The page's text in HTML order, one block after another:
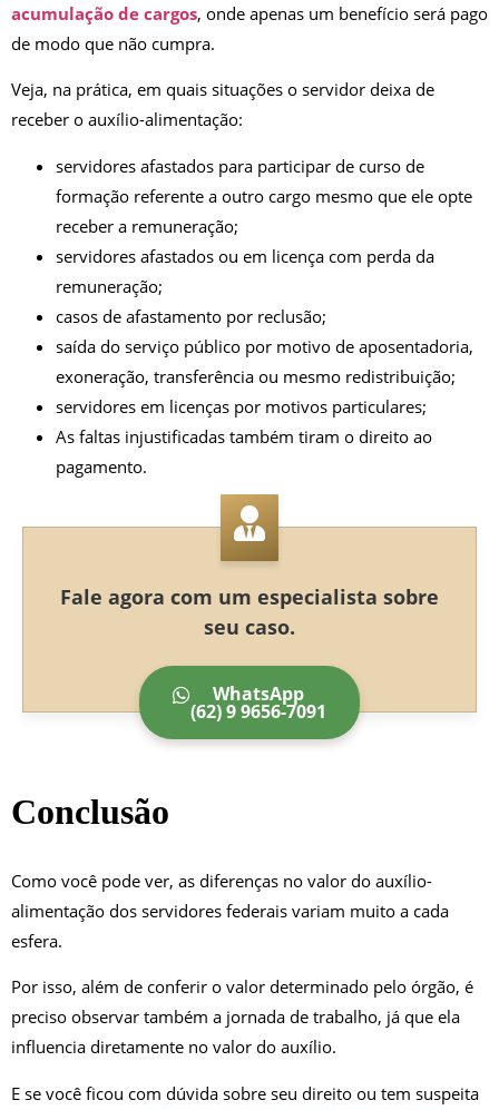
acumulação de cargos, onde apenas um benefício será pago
de modo que não cumpra.
Veja, na prática, em quais situações o servidor deixa de
receber o auxílio-alimentação:
servidores afastados para participar de curso de
formação referente a outro cargo mesmo que ele opte
receber a remuneração;
servidores afastados ou em licença com perda da
remuneração;
casos de afastamento por reclusão;
saída do serviço público por motivo de aposentadoria,
exoneração, transferência ou mesmo redistribuição;
servidores em licenças por motivos particulares;
As faltas injustificadas também tiram o direito ao
pagamento.
Fale agora com um especialista sobre
seu caso.
WhatsApp
(62) 9 9656-7091
Conclusão
Como você pode ver, as diferenças no valor do auxílio-
alimentação dos servidores federais variam muito a cada
esfera.
Por isso, além de conferir o valor determinado pelo órgão, é
preciso observar também a jornada de trabalho, já que ela
influencia diretamente no valor do auxílio.
E se você ficou com dúvida sobre seu direito ou tem suspeita